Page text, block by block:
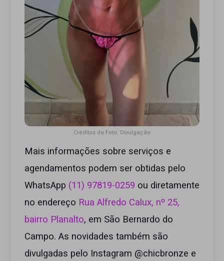
Créditos da Foto: Divulgação
Mais informações sobre serviços e
agendamentos podem ser obtidas pelo
WhatsApp (11) 97819-0259 ou diretamente
no endereço Rua Alfredo Calux, nº 25,
bairro Planalto, em São Bernardo do
Campo. As novidades também são
divulgadas pelo Instagram @chicbronze e